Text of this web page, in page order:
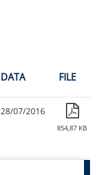
DATA FILE
28/07/2016
854,87 KB